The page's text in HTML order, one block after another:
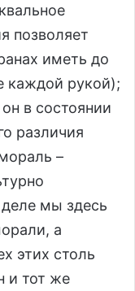
позволяет
иметь до
каждой рукой);
в состоянии
различия
–
мы здесь
а
этих столь
и тот же